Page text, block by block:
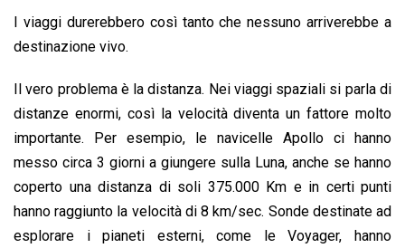
I viaggi durerebbero così tanto che nessuno arriverebbe a
destinazione vivo.
Il vero problema è la distanza. Nei viaggi spaziali si parla di
distanze enormi, così la velocità diventa un fattore molto
importante. Per esempio, le navicelle Apollo ci hanno
messo circa 3 giorni a giungere sulla Luna, anche se hanno
coperto una distanza di soli 375.000 Km e in certi punti
hanno raggiunto la velocità di 8 km/sec. Sonde destinate ad
esplorare i pianeti esterni, come le Voyager, hanno